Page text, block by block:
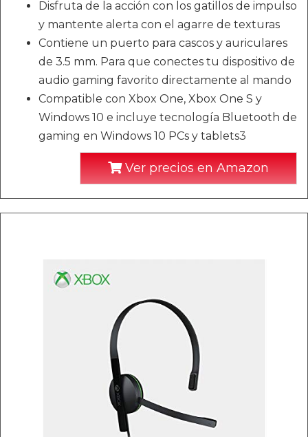
Disfruta de la acción con los gatillos de impulso
y mantente alerta con el agarre de texturas
Contiene un puerto para cascos y auriculares
de 3.5 mm. Para que conectes tu dispositivo de
audio gaming favorito directamente al mando
Compatible con Xbox One, Xbox One S y
Windows 10 e incluye tecnología Bluetooth de
gaming en Windows 10 PCs y tablets3
Ver precios en Amazon